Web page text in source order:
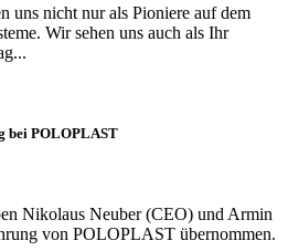
uns nicht nur als Pioniere auf dem
Wir sehen uns auch als Ihr
bei POLOPLAST
Nikolaus Neuber (CEO) und Armin
von POLOPLAST übernommen.